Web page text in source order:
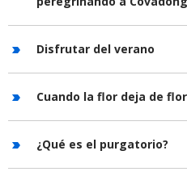
Disfrutar del verano
Cuando la flor deja de
¿Qué es el purgatorio?